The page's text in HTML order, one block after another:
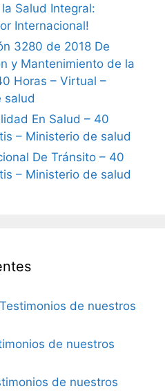
Salud Integral:
Internacional!
3280 de 2018 De
y Mantenimiento de la
Horas – Virtual –
salud
En Salud – 40
– Ministerio de salud
De Tránsito – 40
– Ministerio de salud
Testimonios de nuestros
de nuestros
de nuestros